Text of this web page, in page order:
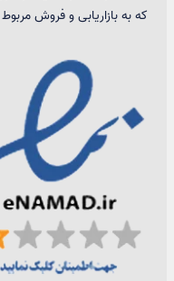
که به بازاریابی و فروش